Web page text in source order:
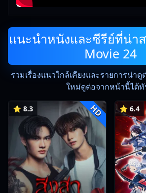
แนะนำหนังและซีรีย์ที่น่า
Movie 24
รวมเรื่องแนวใกล้เคียงและรายการน่าดู
ใหม่ดูต่อจากหน้านี้ได้
⭐ 8.3 HD ⭐ 6.4